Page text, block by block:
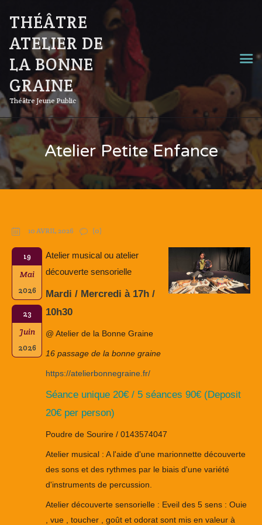
THÉÂTRE
ATELIER DE
LA BONNE
GRAINE
Théâtre Jeune Public
Atelier Petite Enfance
10 AVRIL 2026 (0)
19
Mai
2026
23
Juin
2026
Atelier musical ou atelier
découverte sensorielle
Mardi / Mercredi à 17h /
10h30
@ Atelier de la Bonne Graine
16 passage de la bonne graine
https://atelierbonnegraine.fr/
Séance unique 20€ / 5 séances 90€ (Deposit
20€ per person)
Poudre de Sourire / 0143574047
Atelier musical : A l'aide d'une marionnette découverte
des sons et des rythmes par le biais d'une variété
d'instruments de percussion.
Atelier découverte sensorielle : Eveil des 5 sens : Ouie
, vue , toucher , goût et odorat sont mis en valeur à